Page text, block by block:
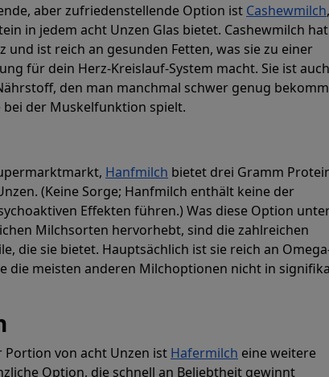
aber zufriedenstellende Option ist Cashewmilch
in jedem acht Unzen Glas bietet. Cashewmilch
und ist reich an gesunden Fetten, was sie zu einer
für dein Herz-Kreislauf-System macht. Sie ist auch
den man manchmal schwer genug
bei der Muskelfunktion spielt.
Hanfmilch bietet drei Gramm
(Keine Sorge; Hanfmilch enthält keine der
Effekten führen.) Was diese Option
Milchsorten hervorhebt, sind die zahlreichen
die sie bietet. Hauptsächlich ist sie reich an
die meisten anderen Milchoptionen nicht in
von acht Unzen ist Hafermilch eine weitere
Option, die schnell an Beliebtheit gewinnt